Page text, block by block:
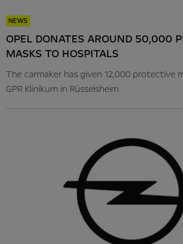
NEWS
OPEL DONATES AROUND 50,000
MASKS TO HOSPITALS
The carmaker has given 12,000 protective
GPR Klinikum in Rüsselsheim